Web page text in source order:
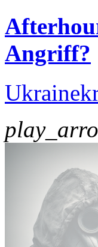
Angriff?